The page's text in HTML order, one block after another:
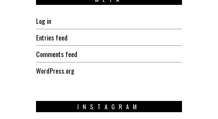
Log in
Entries feed
Comments feed
WordPress.org
INSTAGRAM